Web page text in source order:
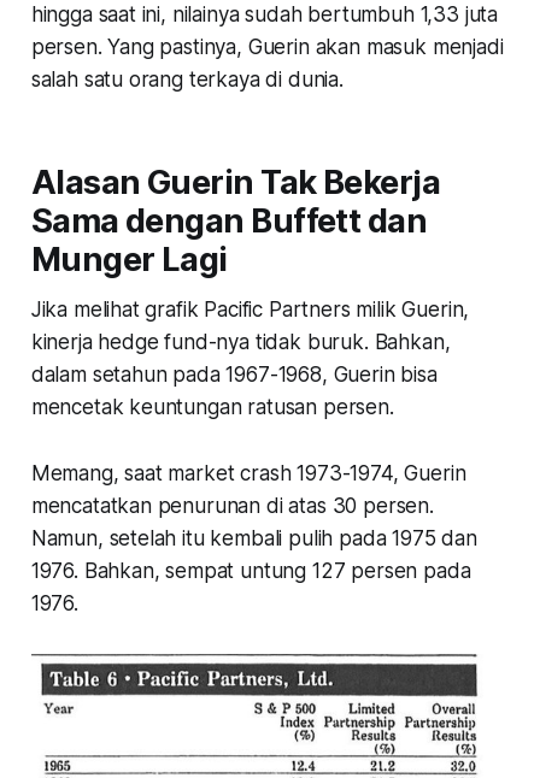
hingga saat ini, nilainya sudah bertumbuh 1,33 juta
persen. Yang pastinya, Guerin akan masuk menjadi
salah satu orang terkaya di dunia.
Alasan Guerin Tak Bekerja
Sama dengan Buffett dan
Munger Lagi
Jika melihat grafik Pacific Partners milik Guerin,
kinerja hedge fund-nya tidak buruk. Bahkan,
dalam setahun pada 1967-1968, Guerin bisa
mencetak keuntungan ratusan persen.
Memang, saat market crash 1973-1974, Guerin
mencatatkan penurunan di atas 30 persen.
Namun, setelah itu kembali pulih pada 1975 dan
1976. Bahkan, sempat untung 127 persen pada
1976.